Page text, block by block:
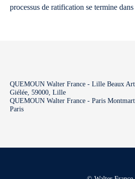
processus de ratification se termine
QUEMOUN Walter France - Lille Beaux
Giélée, 59000, Lille
QUEMOUN Walter France - Paris
Paris